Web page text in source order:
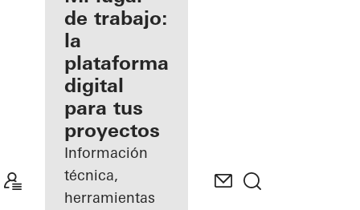
como
fabricante
registrado
Descubre
mi área
de
trabajo
de trabajo:
la
plataforma
digital
para tus
proyectos
Información
técnica,
herramientas